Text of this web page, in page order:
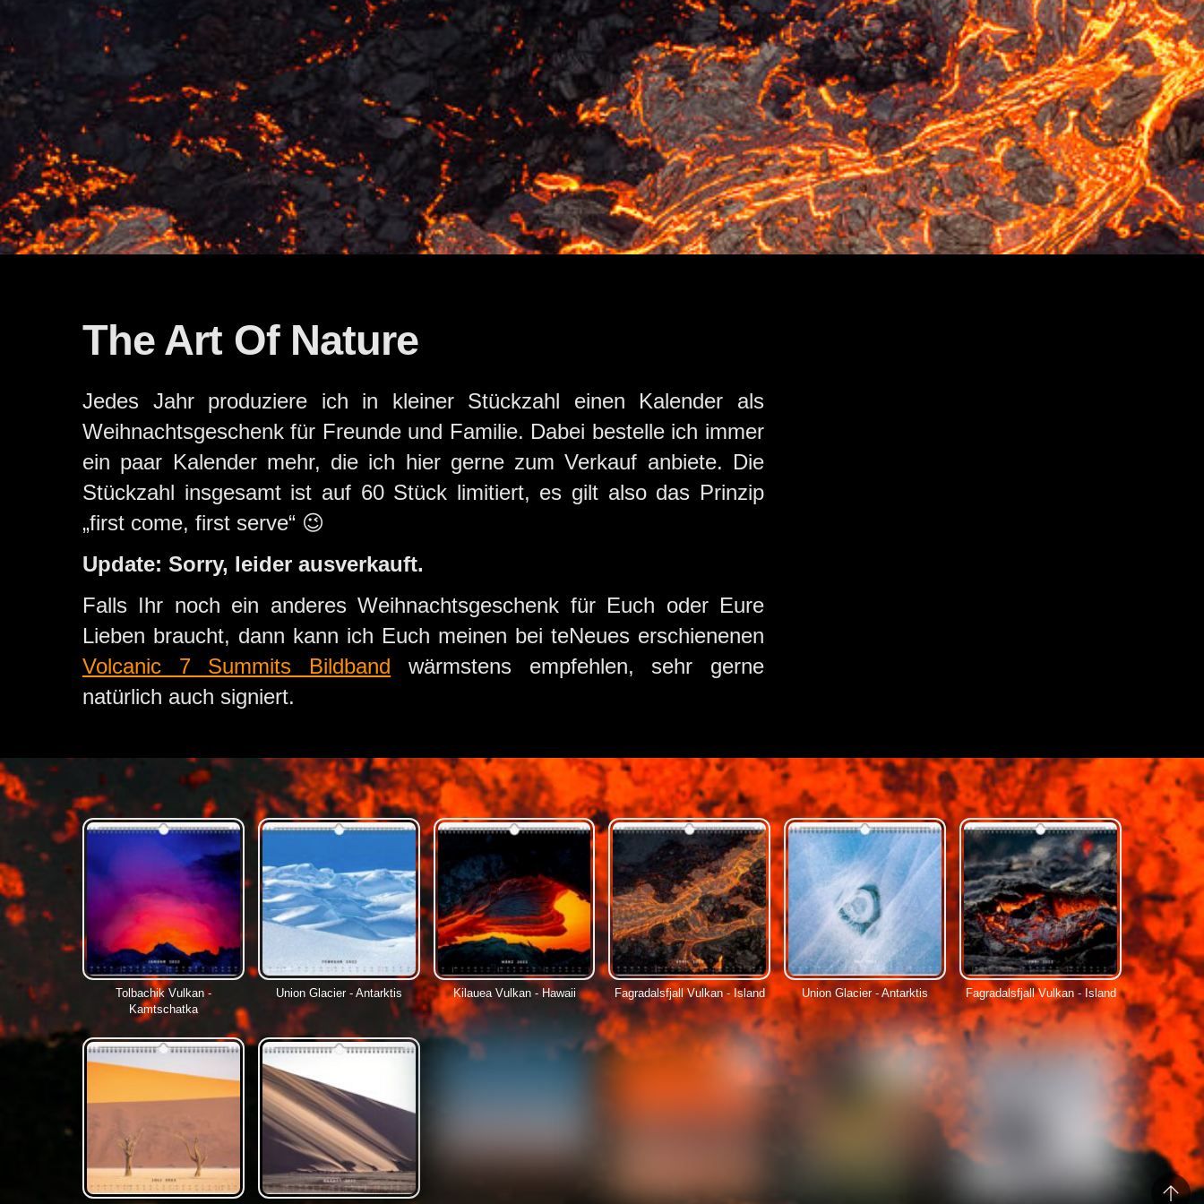
The Art Of Nature
Jedes Jahr produziere ich in kleiner Stückzahl einen Kalender als
Weihnachtsgeschenk für Freunde und Familie. Dabei bestelle ich immer
ein paar Kalender mehr, die ich hier gerne zum Verkauf anbiete. Die
Stückzahl insgesamt ist auf 60 Stück limitiert, es gilt also das Prinzip
„first come, first serve“ 😉
Update: Sorry, leider ausverkauft.
Falls Ihr noch ein anderes Weihnachtsgeschenk für Euch oder Eure
Lieben braucht, dann kann ich Euch meinen bei teNeues erschienenen
Volcanic 7 Summits Bildband wärmstens empfehlen, sehr gerne
natürlich auch signiert.
Tolbachik Vulkan -
Kamtschatka
Union Glacier - Antarktis Kilauea Vulkan - Hawaii Fagradalsfjall Vulkan - Island Union Glacier - Antarktis Fagradalsfjall Vulkan - Island